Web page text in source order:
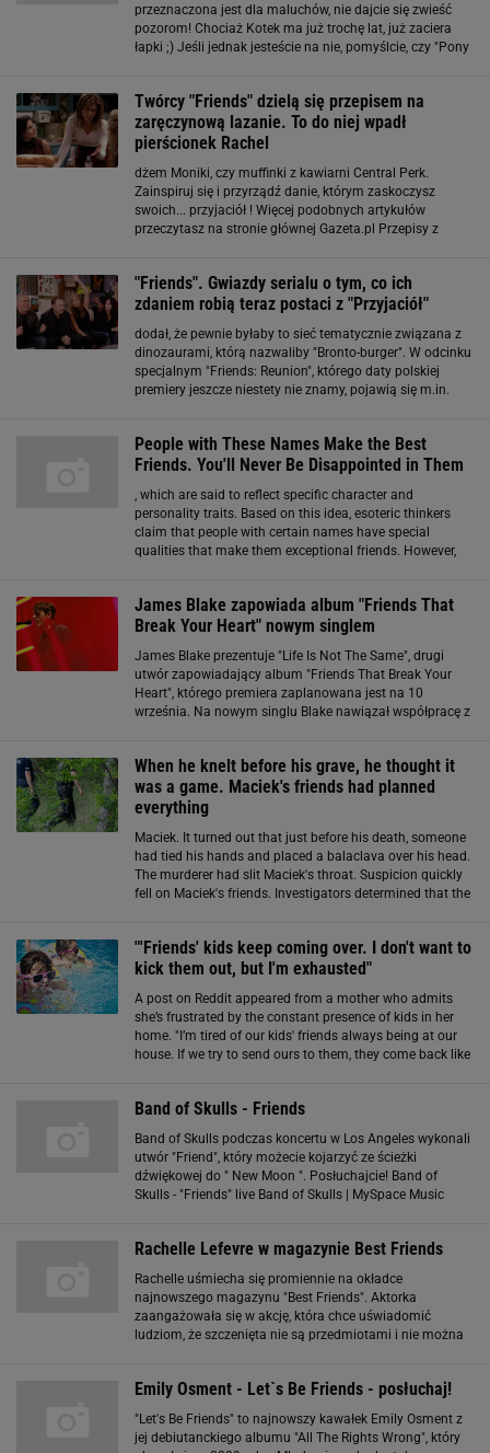
przeznaczona jest dla maluchów, nie dajcie się zwieść
pozorom! Chociaż Kotek ma już trochę lat, już zaciera
łapki ;) Jeśli jednak jesteście na nie, pomyślcie, czy "Pony
Twórcy "Friends" dzielą się przepisem na
zaręczynową lazanie. To do niej wpadł
pierścionek Rachel
dżem Moniki, czy muffinki z kawiarni Central Perk.
Zainspiruj się i przyrządź danie, którym zaskoczysz
swoich... przyjaciół ! Więcej podobnych artykułów
przeczytasz na stronie głównej Gazeta.pl Przepisy z
"Friends". Gwiazdy serialu o tym, co ich
zdaniem robią teraz postaci z "Przyjaciół"
dodał, że pewnie byłaby to sieć tematycznie związana z
dinozaurami, którą nazwaliby "Bronto-burger". W odcinku
specjalnym "Friends: Reunion", którego daty polskiej
premiery jeszcze niestety nie znamy, pojawią się m.in.
People with These Names Make the Best
Friends. You'll Never Be Disappointed in Them
, which are said to reflect specific character and
personality traits. Based on this idea, esoteric thinkers
claim that people with certain names have special
qualities that make them exceptional friends. However,
James Blake zapowiada album "Friends That
Break Your Heart" nowym singlem
James Blake prezentuje "Life Is Not The Same", drugi
utwór zapowiadający album "Friends That Break Your
Heart", którego premiera zaplanowana jest na 10
września. Na nowym singlu Blake nawiązał współpracę z
When he knelt before his grave, he thought it
was a game. Maciek's friends had planned
everything
Maciek. It turned out that just before his death, someone
had tied his hands and placed a balaclava over his head.
The murderer had slit Maciek's throat. Suspicion quickly
fell on Maciek's friends. Investigators determined that the
"'Friends' kids keep coming over. I don't want to
kick them out, but I'm exhausted"
A post on Reddit appeared from a mother who admits
she’s frustrated by the constant presence of kids in her
home. "I’m tired of our kids' friends always being at our
house. If we try to send ours to them, they come back like
Band of Skulls - Friends
Band of Skulls podczas koncertu w Los Angeles wykonali
utwór "Friend", który możecie kojarzyć ze ścieżki
dźwiękowej do " New Moon ". Posłuchajcie! Band of
Skulls - "Friends" live Band of Skulls | MySpace Music
Rachelle Lefevre w magazynie Best Friends
Rachelle uśmiecha się promiennie na okładce
najnowszego magazynu "Best Friends". Aktorka
zaangażowała się w akcję, która chce uświadomić
ludziom, że szczenięta nie są przedmiotami i nie można
Emily Osment - Let`s Be Friends - posłuchaj!
"Let's Be Friends" to najnowszy kawałek Emily Osment z
jej debiutanckiego albumu "All The Rights Wrong", który